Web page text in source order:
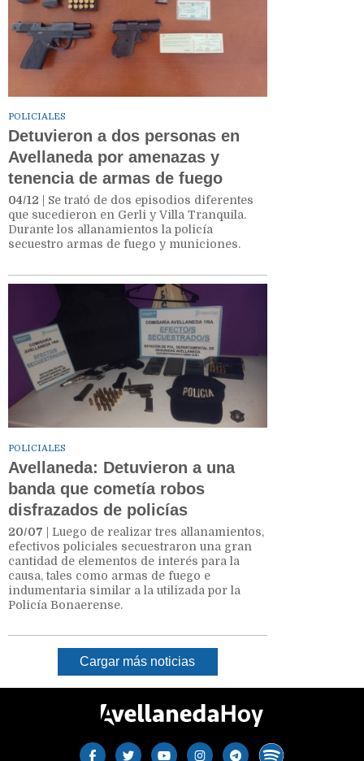
POLICIALES
Detuvieron a dos personas en
Avellaneda por amenazas y
tenencia de armas de fuego
04/12 | Se trató de dos episodios diferentes
que sucedieron en Gerli y Villa Tranquila.
Durante los allanamientos la policía
secuestro armas de fuego y municiones.
POLICIALES
Avellaneda: Detuvieron a una
banda que cometía robos
disfrazados de policías
20/07 | Luego de realizar tres allanamientos,
efectivos policiales secuestraron una gran
cantidad de elementos de interés para la
causa, tales como armas de fuego e
indumentaria similar a la utilizada por la
Policía Bonaerense.
Cargar más noticias